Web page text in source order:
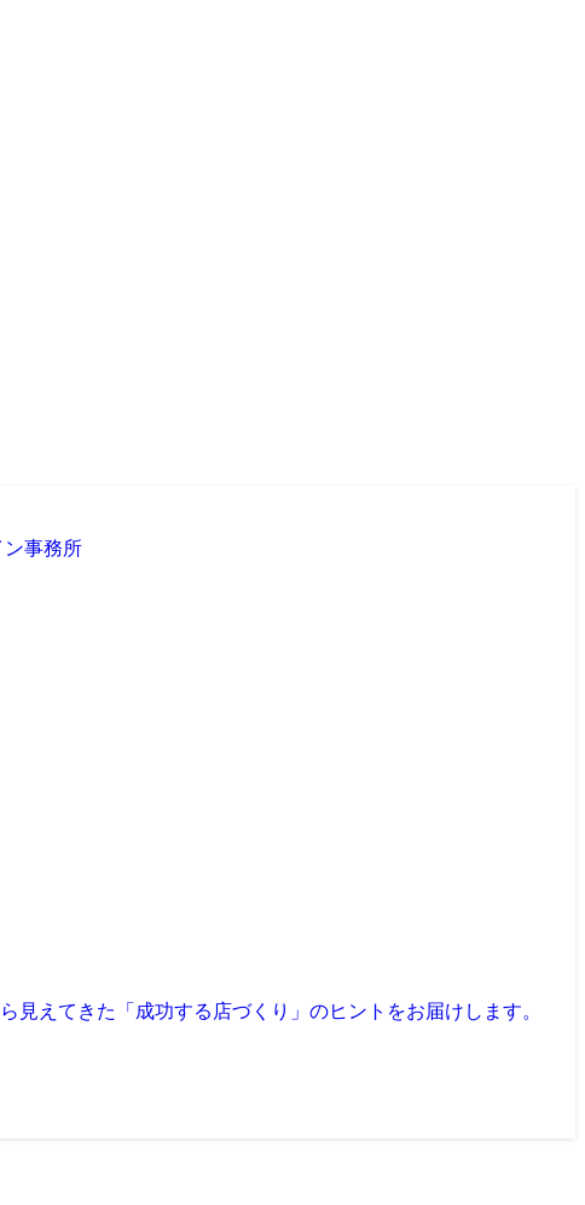
えてきた「成功する店づくり」のヒントをお届けします。